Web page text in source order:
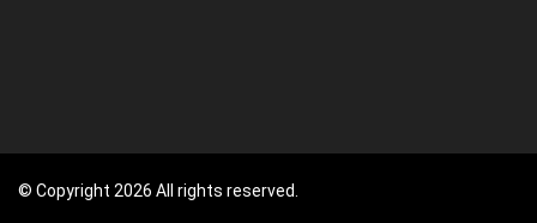
© Copyright 2026 All rights reserved.